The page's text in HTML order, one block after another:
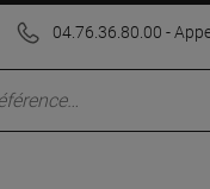
04.76.36.80.00 -